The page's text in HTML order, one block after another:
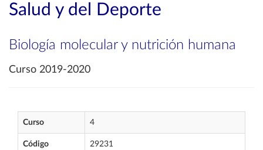
Salud y del Deporte
Biología molecular y nutrición humana
Curso 2019-2020
Curso 4
Código 29231